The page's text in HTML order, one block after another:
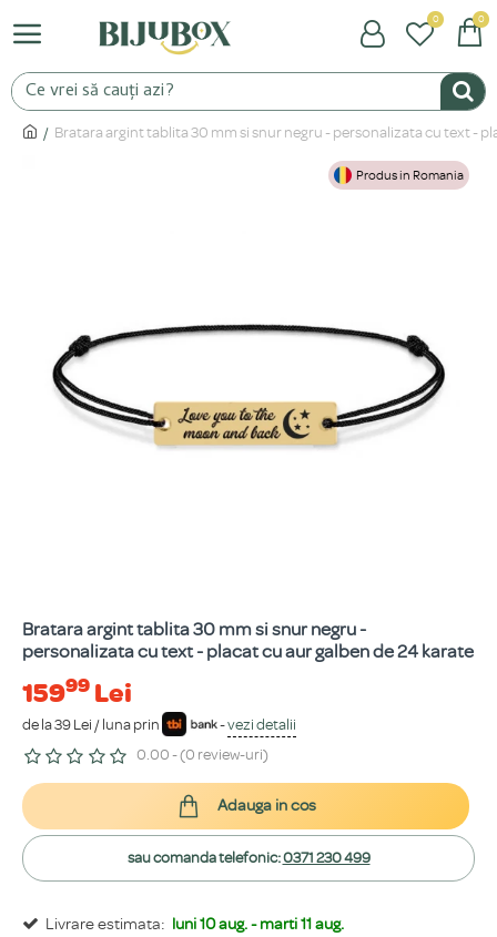
0 0
Bratara argint tablita 30 mm si snur negru - personalizata cu text -
Produs in Romania
Bratara argint tablita 30 mm si snur negru -
personalizata cu text - placat cu aur galben de 24 karate
15999 Lei
de la 39 Lei / luna prin -vezi detalii
0.00 - (0 review-uri)
Livrare estimata: luni 10 aug. - marti 11 aug.
Adauga in cos
sau comanda telefonic:0371 230 499